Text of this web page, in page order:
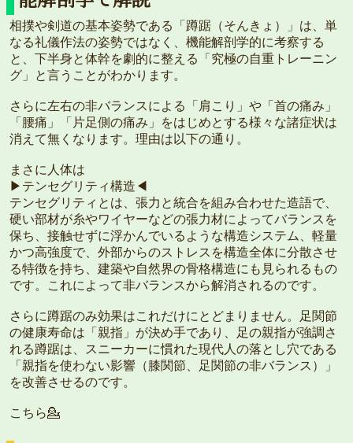
相撲や剣道の基本姿勢である「蹲踞（そんきょ）」は、単
なる礼儀作法の姿勢ではなく、機能解剖学的に考察する
と、下半身と体幹を劇的に整える「究極の自重トレーニン
グ」と言うことがわかります。
さらに左右の非バランスによる「肩こり」や「首の痛み」
「腰痛」「片足側の痛み」をはじめとする様々な諸症状は
消えて無くなります。理由は以下の通り。
まさに人体は
▶︎テンセグリティ構造◀︎
テンセグリティとは、張力と統合を組み合わせた造語で、
硬い部材が糸やワイヤーなどの張力材によってバランスを
保ち、接触せずに浮かんでいるような構造システム、軽量
かつ高強度で、外部からのストレスを構造全体に分散させ
る特徴を持ち、建築や自然界の骨格構造にも見られるもの
です。これによって非バランスから解消されるのです。
さらに蹲踞のみ効果はこれだけにとどまりません。足関節
の健康寿命は「親指」が決め手であり、足の親指が強調さ
れる蹲踞は、スニーカーに慣れた現代人の落とし穴である
「親指を使わない影響（膝関節、足関節の非バランス）」
を改善させるのです。
こちら💁